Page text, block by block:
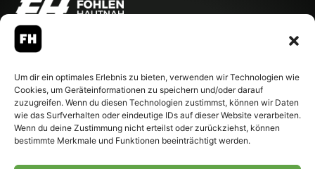
Um dir ein optimales Erlebnis zu bieten, verwenden wir Technologien wie
Cookies, um Geräteinformationen zu speichern und/oder darauf
zuzugreifen. Wenn du diesen Technologien zustimmst, können wir Daten
wie das Surfverhalten oder eindeutige IDs auf dieser Website verarbeiten.
Wenn du deine Zustimmung nicht erteilst oder zurückziehst, können
bestimmte Merkmale und Funktionen beeinträchtigt werden.
© 2007-2026 Fohlen-Hautnah.de
– Alle rechte vorbehalten.
offiziell eingetragenes Magazin
bei der Deutschen
Nationalbibliothek (ISSN 1868-
8233). Nachdruck und
Weiterverarbeitung, auch
auszugsweise, nur mit